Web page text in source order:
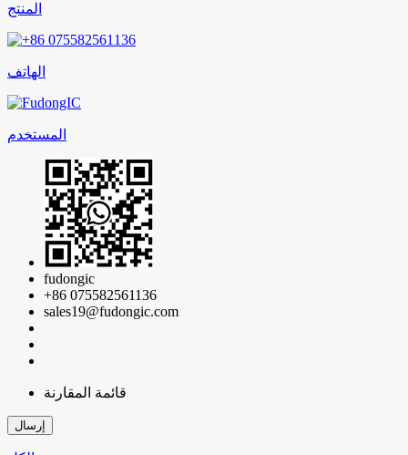
المنتج
الهاتف
المستخدم
fudongic
+86 075582561136
sales19@fudongic.com
قائمة المقارنة